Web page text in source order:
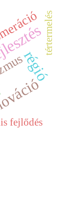
régió
fejlődés
tértermelés